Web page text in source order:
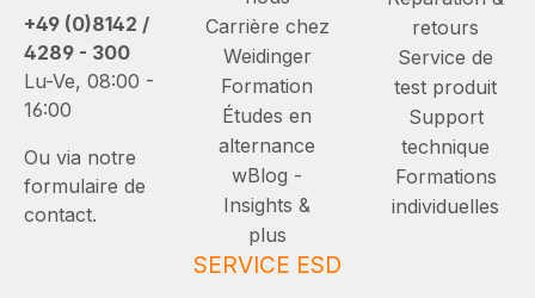
+49 (0)8142 /
4289 - 300
Lu-Ve, 08:00 -
16:00
Ou via notre
formulaire de
contact.
Carrière chez
Weidinger
Formation
Études en
alternance
wBlog -
Insights &
plus
retours
Service de
test produit
Support
technique
Formations
individuelles
SERVICE ESD